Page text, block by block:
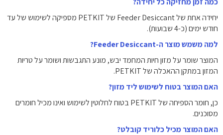
יחידה אחת של Feeder Desiccant של PETKIT מספיקה לשימוש של עד
חודש ימים (כ-4 שבועות).
למה משמש מוצר ה-Feeder Desiccant?
המוצר שומר על מזון חיות המחמד יבש, מונע התגבשות ושומר על טריות
המזון במתקן ההאכלה של PETKIT.
האם המוצר בטוח לשימוש ליד מזון?
כן, חומר הספיחה של PETKIT בטוח לחלוטין לשימוש ואינו מכיל חומרים
מסוכנים.
האם המוצר מכיל כלוריד קובלט?